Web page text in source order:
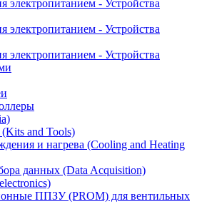
электропитанием - Устройства
электропитанием - Устройства
электропитанием - Устройства
and Tools)
и нагрева (Cooling and Heating
данных (Data Acquisition)
ППЗУ (PROM) для вентильных